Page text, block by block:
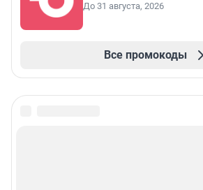
До 31 августа, 2026
Все промокоды